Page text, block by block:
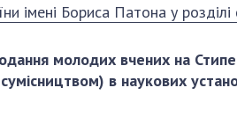
склад
Патона
тур у
наук
Президії
Ради,
імені Бориса Патона у
молодих вчених на
в наукових